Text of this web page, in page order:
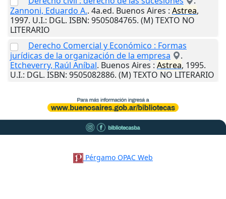
Zannoni, Eduardo A.. 4a.ed. Buenos Aires : Astrea,
1997. U.I.: DGL. ISBN: 9505084765. (M) TEXTO NO
LITERARIO
Derecho Comercial y Económico : Formas
jurídicas de la organización de la empresa
.
Etcheverry, Raúl Aníbal. Buenos Aires : Astrea, 1995.
U.I.: DGL. ISBN: 9505082886. (M) TEXTO NO LITERARIO
Pérgamo OPAC Web